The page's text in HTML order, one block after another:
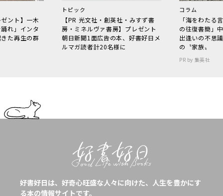
ント】一木
れ」インタ
た再生の群
トピック
【PR 光文社・創英社・みすず書
房・ミネルヴァ書房】プレゼント
朝日新聞1面広告の本、好書好日メ
ルマガ読者計20名様に
コラム
「海をわた
の往復書簡」
出逢いの不思
の〝家族〟
PR by 集英社
好書好日は、好奇心旺盛な人々に向けた、人生を豊かにす
る本の情報サイトです。